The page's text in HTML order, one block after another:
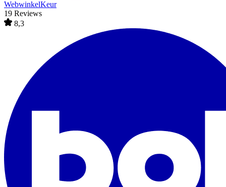
WebwinkelKeur
19 Reviews
8,3